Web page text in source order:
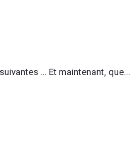
… Et maintenant, que...